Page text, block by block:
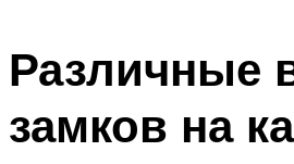
Различные
замков на